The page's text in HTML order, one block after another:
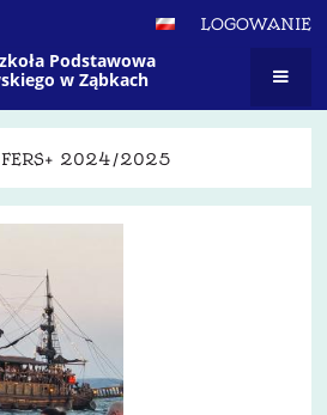
LOGOWANIE
Podstawowa
w Ząbkach
FERS+ 2024/2025